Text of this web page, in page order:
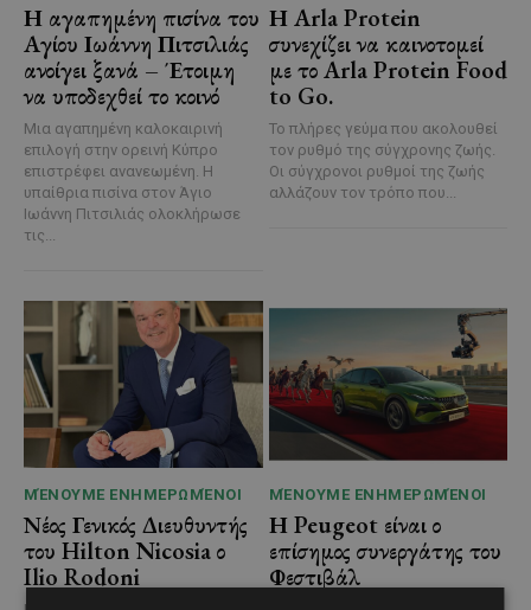
Η αγαπημένη πισίνα του
Αγίου Ιωάννη Πιτσιλιάς
ανοίγει ξανά – Έτοιμη
να υποδεχθεί το κοινό
Μια αγαπημένη καλοκαιρινή
επιλογή στην ορεινή Κύπρο
επιστρέφει ανανεωμένη. Η
υπαίθρια πισίνα στον Άγιο
Ιωάννη Πιτσιλιάς ολοκλήρωσε
τις...
Η Arla Protein
συνεχίζει να καινοτομεί
με το Arla Protein Food
to Go.
Το πλήρες γεύμα που ακολουθεί
τον ρυθμό της σύγχρονης ζωής.
Οι σύγχρονοι ρυθμοί της ζωής
αλλάζουν τον τρόπο που...
ΜΈΝΟΥΜΕ ΕΝΗΜΕΡΩΜΈΝΟΙ
Νέος Γενικός Διευθυντής
του Hilton Nicosia ο
Ilio Rodoni
ΜΈΝΟΥΜΕ ΕΝΗΜΕΡΩΜΈΝΟΙ
Η Peugeot είναι ο
επίσημος συνεργάτης του
Φεστιβάλ